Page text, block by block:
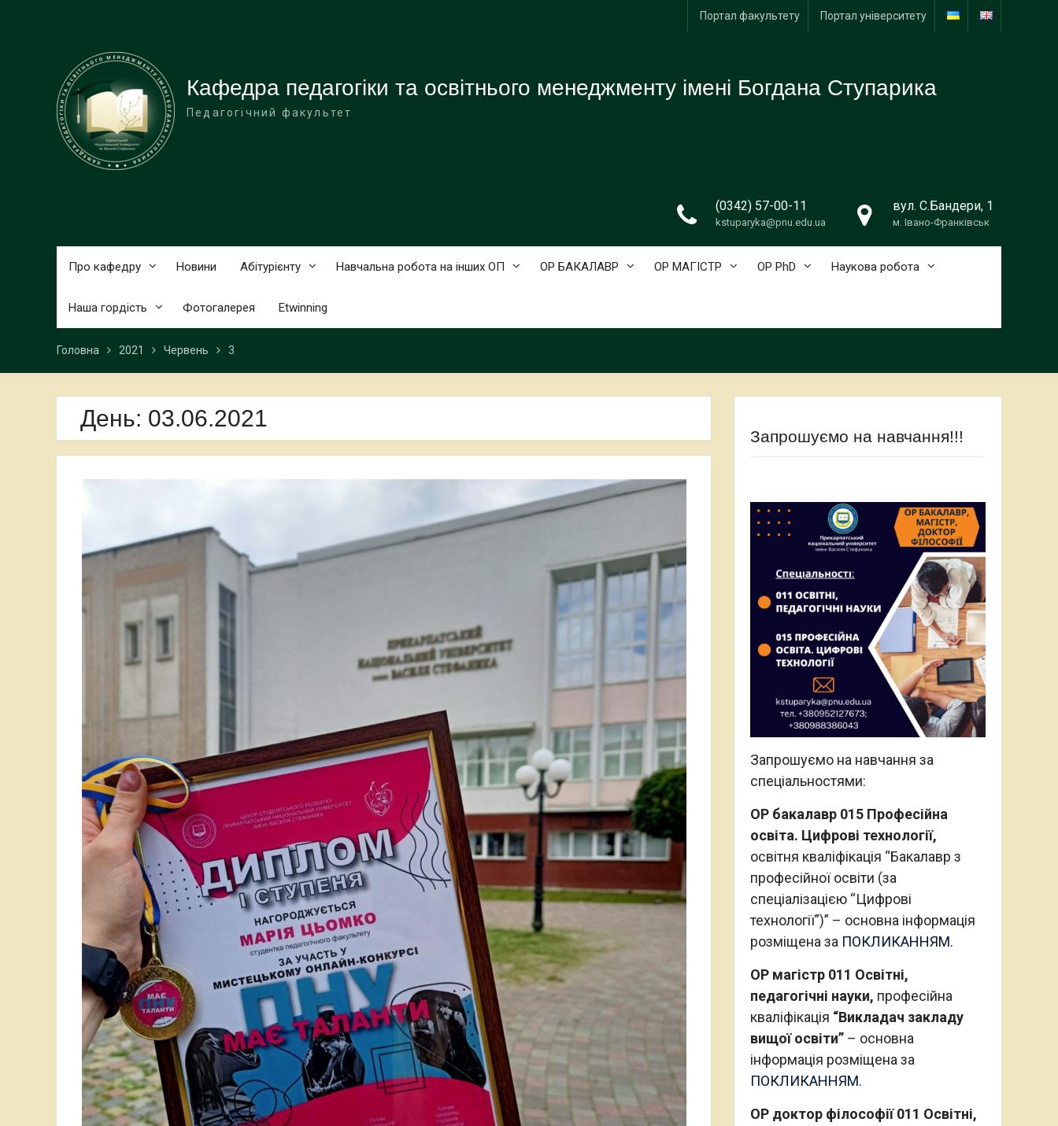
Портал факультету Портал університету
Кафедра педагогіки та освітнього менеджменту імені Богдана Ступарика
Педагогічний факультет
(0342) 57-00-11
kstuparyka@pnu.edu.ua
вул. С.Бандери, 1
м. Івано-Франківськ
Про кафедру Новини Абітурієнту Навчальна робота на інших ОП ОР БАКАЛАВР ОР МАГІСТР ОР PhD Наукова робота
Наша гордість Фотогалерея Etwinning
Головна 2021 Червень 3
День: 03.06.2021
Запрошуємо на навчання!!!
Запрошуємо на навчання за
спеціальностями:
ОР бакалавр 015 Професійна
освіта. Цифрові технології,
освітня кваліфікація “Бакалавр з
професійної освіти (за
спеціалізацією “Цифрові
технології”)” – основна інформація
розміщена за ПОКЛИКАННЯМ.
ОР магістр 011 Освітні,
педагогічні науки, професійна
кваліфікація “Викладач закладу
вищої освіти” – основна
інформація розміщена за
ПОКЛИКАННЯМ.
ОР доктор філософії 011 Освітні,